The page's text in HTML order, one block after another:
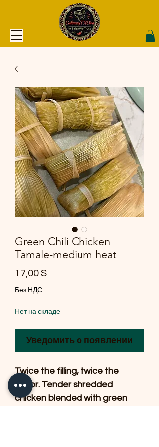
Green Chili Chicken
Tamale-medium heat
17,00 $Цена
Без НДС
Нет на складе
Уведомить о появлении
Twice the filling, twice the
flavor. Tender shredded
chicken blended with green